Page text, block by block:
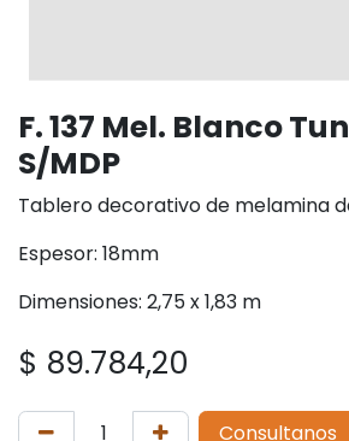
F. 137 Mel. Blanco
S/MDP
Tablero decorativo de melamina
Espesor: 18mm
Dimensiones: 2,75 x 1,83 m
$ 89.784,20
Consultanos